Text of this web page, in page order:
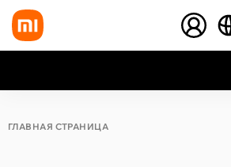
ГЛАВНАЯ СТРАНИЦА